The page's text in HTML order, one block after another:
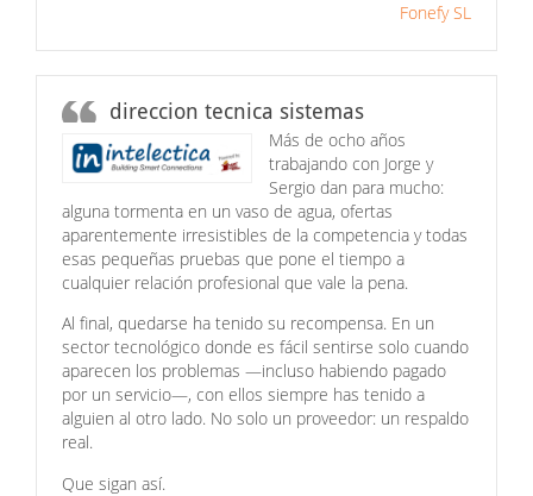
Fonefy SL
direccion tecnica sistemas
Más de ocho años
trabajando con Jorge y
Sergio dan para mucho:
alguna tormenta en un vaso de agua, ofertas
aparentemente irresistibles de la competencia y todas
esas pequeñas pruebas que pone el tiempo a
cualquier relación profesional que vale la pena.
Al final, quedarse ha tenido su recompensa. En un
sector tecnológico donde es fácil sentirse solo cuando
aparecen los problemas —incluso habiendo pagado
por un servicio—, con ellos siempre has tenido a
alguien al otro lado. No solo un proveedor: un respaldo
real.
Que sigan así.